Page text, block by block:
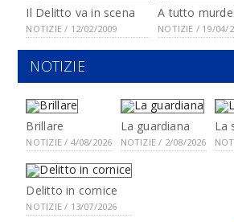
Il Delitto va in scena
NOTIZIE / 12/02/2009
A tutto
NOTIZIE / 19/04/
NOTIZIE
Brillare
NOTIZIE / 4/08/2026
La guardiana
NOTIZIE / 2/08/2026
La
Delitto in cornice
NOTIZIE / 13/07/2026